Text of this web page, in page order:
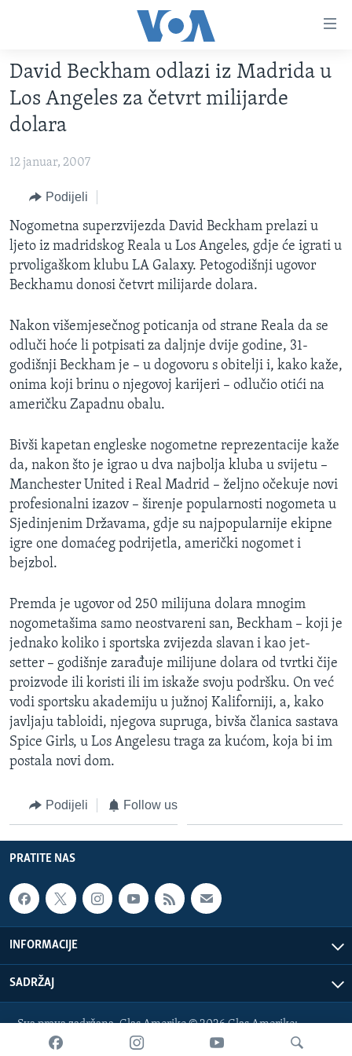
glavni
sadržaj
Pređi
na
glavnu
navigaciju
pretragu
VIDEO
VIJESTI
SJEDINJENE AMERIČKE DRŽAVE
BOSNA I HERCEGOVINA
SVIJET
NAUKA I TEHNOLOGIJA
SPECIJALNI PROJEKTI
KORUPCIJA
SLOBODA MEDIJA
IZBJEGLIČKA STRANA
MAGAZIN
O GLASU AMERIKE
Learning English
PRATITE NAS
Jezici
David Beckham odlazi iz Madrida u
Los Angeles za četvrt milijarde
dolara
12 januar, 2007
Podijeli
Nogometna superzvijezda David Beckham prelazi u
ljeto iz madridskog Reala u Los Angeles, gdje će igrati u
prvoligaškom klubu LA Galaxy. Petogodišnji ugovor
Beckhamu donosi četvrt milijarde dolara.
Nakon višemjesečnog poticanja od strane Reala da se
odluči hoće li potpisati za daljnje dvije godine, 31-
godišnji Beckham je – u dogovoru s obitelji i, kako kaže,
onima koji brinu o njegovoj karijeri – odlučio otići na
američku Zapadnu obalu.
Bivši kapetan engleske nogometne reprezentacije kaže
da, nakon što je igrao u dva najbolja kluba u svijetu –
Manchester United i Real Madrid – željno očekuje novi
profesionalni izazov – širenje popularnosti nogometa u
Sjedinjenim Državama, gdje su najpopularnije ekipne
igre one domaćeg podrijetla, američki nogomet i
bejzbol.
Premda je ugovor od 250 milijuna dolara mnogim
nogometašima samo neostvareni san, Beckham – koji je
jednako koliko i sportska zvijezda slavan i kao jet-
setter – godišnje zarađuje milijune dolara od tvrtki čije
proizvode ili koristi ili im iskaže svoju podršku. On već
vodi sportsku akademiju u južnoj Kaliforniji, a, kako
javljaju tabloidi, njegova supruga, bivša članica sastava
Spice Girls, u Los Angelesu traga za kućom, koja bi im
postala novi dom.
Podijeli Follow us
PRATITE NAS
INFORMACIJE
SADRŽAJ
Sva prava zadržana. Glas Amerike © 2026 Glas Amerike:
bosnian-service@voanews.com